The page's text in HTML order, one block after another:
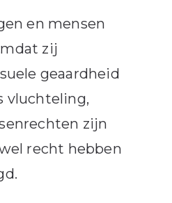
en mensen
zij
geaardheid
vluchteling,
zijn
recht hebben